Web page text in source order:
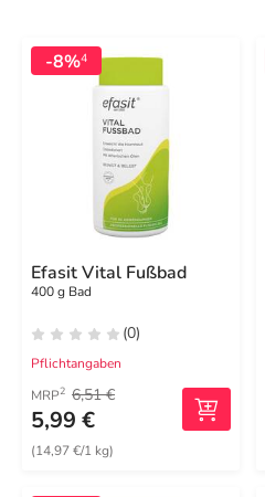
-8%4
Efasit Vital Fußbad
400 g Bad
(0)
Pflichtangaben
MRP2 6,51 €
5,99 €
(14,97 €/1 kg)